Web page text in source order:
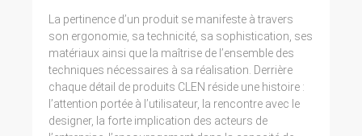
La pertinence d’un produit se manifeste à travers
son ergonomie, sa technicité, sa sophistication, ses
matériaux ainsi que la maîtrise de l’ensemble des
techniques nécessaires à sa réalisation. Derrière
chaque détail de produits CLEN réside une histoire :
l’attention portée à l’utilisateur, la rencontre avec le
designer, la forte implication des acteurs de